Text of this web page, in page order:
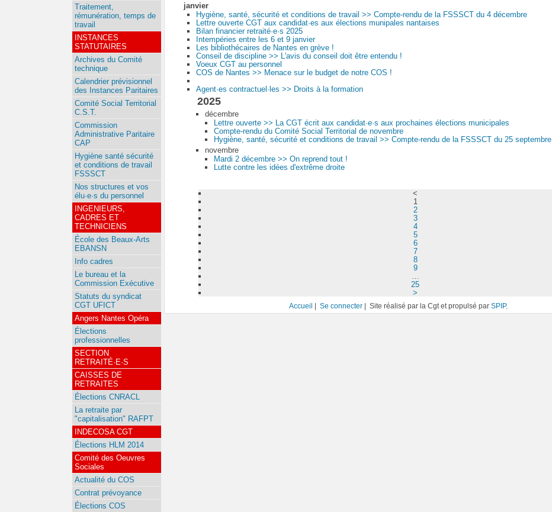
janvier
Hygiène, santé, sécurité et conditions de travail >> Compte-rendu de la FSSSCT du 4 décembre
Lettre ouverte CGT aux candidat·es aux élections munipales nantaises
Bilan financier retraité·e·s 2025
Intempéries entre les 6 et 9 janvier
Les bibliothécaires de Nantes en grève !
Conseil de discipline >> L'avis du conseil doit être entendu !
Voeux CGT au personnel
COS de Nantes >> Menace sur le budget de notre COS !
Agent·es contractuel·les >> Droits à la formation
2025
décembre
Lettre ouverte >> La CGT écrit aux candidat·e·s aux prochaines élections municipales
Compte-rendu du Comité Social Territorial de novembre
Hygiène, santé, sécurité et conditions de travail >> Compte-rendu de la FSSSCT du 25 septembre
novembre
Mardi 2 décembre >> On reprend tout !
Lutte contre les idées d'extrême droite
<
1
2
3
4
5
6
7
8
9
25
>
Traitement,
rémunération, temps de
travail
INSTANCES
STATUTAIRES
Archives du Comité
technique
Calendrier prévisionnel
des Instances Paritaires
Comité Social Territorial
C.S.T.
Commission
Administrative Paritaire
CAP
Hygiène santé sécurité
et conditions de travail
FSSSCT
Nos structures et vos
élu·e·s du personnel
INGENIEURS,
CADRES ET
TECHNICIENS
École des Beaux-Arts
EBANSN
Info cadres
Le bureau et la
Commission Exécutive
Statuts du syndicat
CGT UFICT
Angers Nantes Opéra
Élections
professionnelles
SECTION
RETRAITÉ·E·S
CAISSES DE
RETRAITES
Élections CNRACL
La retraite par
"capitalisation" RAFPT
INDECOSA CGT
Élections HLM 2014
Comité des Oeuvres
Sociales
Actualité du COS
Contrat prévoyance
Élections COS
Accueil | Se connecter| Site réalisé par la Cgt et propulsé par SPIP.